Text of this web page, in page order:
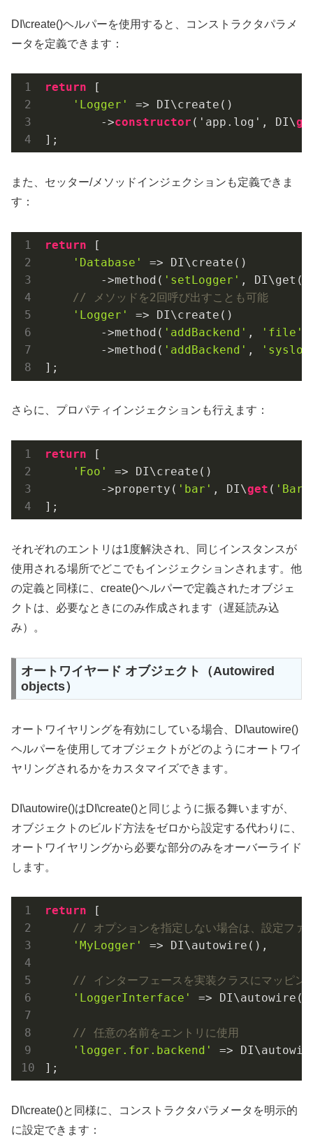
DI\create()ヘルパーを使用すると、コンストラクタパラメ
ータを定義できます：
return [
'Logger'
=> DI\create()
        ->
constructor ( 'app.log', DI\
];
また、セッター/メソッドインジェクションも定義できま
す：
return [
'Database'
=> DI\create()
        ->method(
'setLogger' , DI\get(
// メソッドを2回呼び出すことも可能
'Logger'
=> DI\create()
        ->method(
'addBackend' , 'file'
        ->method(
'addBackend' ,
];
さらに、プロパティインジェクションも行えます：
return [
'Foo'
=> DI\create()
        ->property(
'bar' , DI\get ( 'Bar'
];
それぞれのエントリは1度解決され、同じインスタンスが
使用される場所でどこでもインジェクションされます。他
の定義と同様に、create()ヘルパーで定義されたオブジェ
クトは、必要なときにのみ作成されます（遅延読み込
み）。
オートワイヤード オブジェクト（Autowired
objects）
オートワイヤリングを有効にしている場合、DI\autowire()
ヘルパーを使用してオブジェクトがどのようにオートワイ
ヤリングされるかをカスタマイズできます。
DI\autowire()はDI\create()と同じように振る舞いますが、
オブジェクトのビルド方法をゼロから設定する代わりに、
オートワイヤリングから必要な部分のみをオーバーライド
します。
return [
// オプションを指定しない場合は、設定ファ
'MyLogger'
=> DI\autowire(),
// インターフェースを実装クラスにマッピン
'LoggerInterface'
=> DI\autowire(
// 任意の名前をエントリに使用
'logger.for.backend'
=>
];
DI\create()と同様に、コンストラクタパラメータを明示的
に設定できます：